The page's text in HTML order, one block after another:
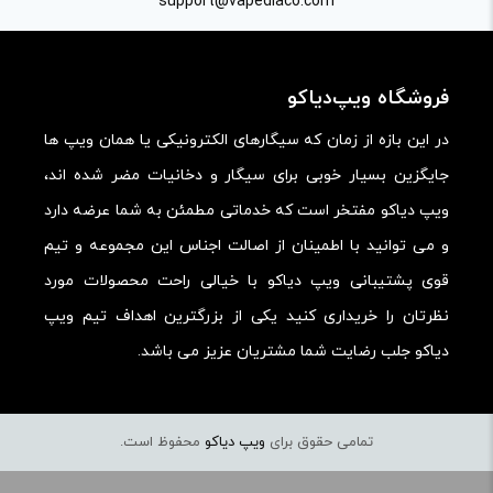
فروشگاه ویپ‌دیاکو
در این بازه از زمان که سیگارهای الکترونیکی یا همان ویپ ها
جایگزین بسیار خوبی برای سیگار و دخانیات مضر شده اند،
ویپ دیاکو مفتخر است که خدماتی مطمئن به شما عرضه دارد
و می توانید با اطمینان از اصالت اجناس این مجموعه و تیم
قوی پشتیبانی ویپ دیاکو با خیالی راحت محصولات مورد
نظرتان را خریداری کنید یکی از بزرگترین اهداف تیم ویپ
دیاکو جلب رضایت شما مشتریان عزیز می باشد.
تمامی حقوق برای ویپ دیاکو محفوظ است.